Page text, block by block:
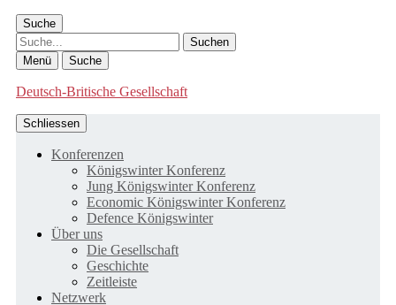
Suche
Suche
Menü Suche
Deutsch-Britische Gesellschaft
Schliessen
Konferenzen
Königswinter Konferenz
Jung Königswinter Konferenz
Economic Königswinter Konferenz
Defence Königswinter
Über uns
Die Gesellschaft
Geschichte
Zeitleiste
Netzwerk